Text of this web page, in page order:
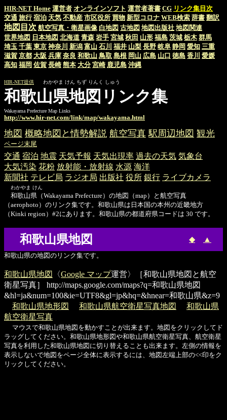
HIR-NET Home 運営者 オンラインソフト 運営者著書 CG リンク集目次
交通 旅行 宿泊 天気 不動産 市区役所 買物 新型コロナ WEB検索 辞書 翻訳
地図目次 航空写真・衛星画像 白地図 古地図 地図出版社 地図関連
世界地図 日本地図 北海道 青森 岩手 宮城 秋田 山形 福島 茨城 栃木 群馬
埼玉 千葉 東京 神奈川 新潟 富山 石川 福井 山梨 長野 岐阜 静岡 愛知 三重
滋賀 京都 大阪 兵庫 奈良 和歌山 鳥取 島根 岡山 広島 山口 徳島 香川 愛媛
高知 福岡 佐賀 長崎 熊本 大分 宮崎 鹿児島 沖縄
HIR-NET提供 わかやま けん ちず りんく しゅう
和歌山県地図リンク集
Wakayama Prefecture Map Links
http://www.hir-net.com/link/map/wakayama.html
地図 概略地図と情勢解説 航空写真 駅周辺地図 観光
ページ末尾
交通 宿泊 地震 天気予報 天気出現率 過去の天気 気象台
大気汚染 花粉 放射能・放射線 水源 海洋
新聞社 テレビ局 ラジオ局 出版社 役所 銀行 ライブカメラ
わかやま けん
和歌山県（Wakayama Prefecture）の地図（map）と航空写真
（aerophoto）のリンク集です。和歌山県は日本国の本州の近畿地方
（Kinki region）#2にあります。和歌山県の都道府県コードは 30 です。
和歌山県地図 ◆ ▲
和歌山県の地図のリンク集です。
和歌山県地図 〈Google マップ運営〉［和歌山県地図と航空
衛星写真］
http://maps.google.com/maps?q=和歌山県地図
&hl=ja&num=100&ie=UTF8&gl=jp&hq=&hnear=和歌山県&z=9
和歌山県地形図
和歌山県航空衛星写真地図
和歌山県
航空衛星写真
マウスで和歌山県地図を動かすことが出来ます。地図をクリックしてド
ラッグしてください。和歌山県地形図や和歌山県航空衛星写真、航空衛星
写真を利用した和歌山県地図に切り替えることも出来ます。左側の情報を
表示しないで地図をページ全体に表示するには、地図左端上部の<<印をク
リックしてください。